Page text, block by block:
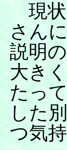
現状
さん
説明
大き
たっ
した
つ気